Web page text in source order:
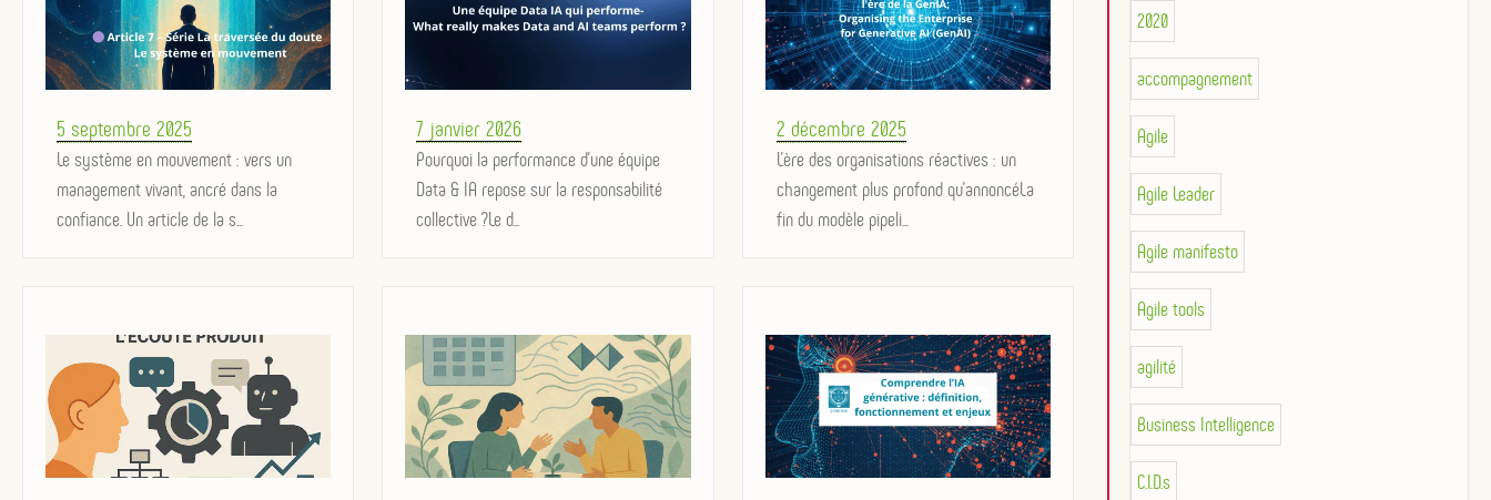
Posted
on
5 septembre 2025
Le système en mouvement : vers un
management vivant, ancré dans la
confiance. Un article de la s...
Posted
on
7 janvier 2026
Pourquoi la performance d’une équipe
Data & IA repose sur la responsabilité
collective ?Le d...
Posted
on
2 décembre 2025
L’ère des organisations réactives : un
changement plus profond qu’annoncéLa
fin du modèle pipeli...
2020
accompagnement
Agile
Agile Leader
Agile manifesto
Agile tools
agilité
Business Intelligence
C.I.D.s